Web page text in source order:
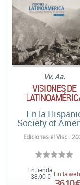
Vv. Aa.
VISIONES DE
En la
Society of
Ediciones el Viso .
En tienda:
38,00 € En la